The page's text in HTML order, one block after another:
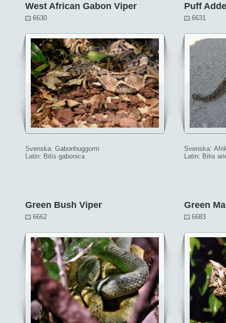
West African Gabon Viper
6630
Svenska: Gabonhuggorm
Latin: Bitis gabonica
Puff
6631
Svenska:
Latin: Bitis
Green Bush Viper
6662
Green
6683